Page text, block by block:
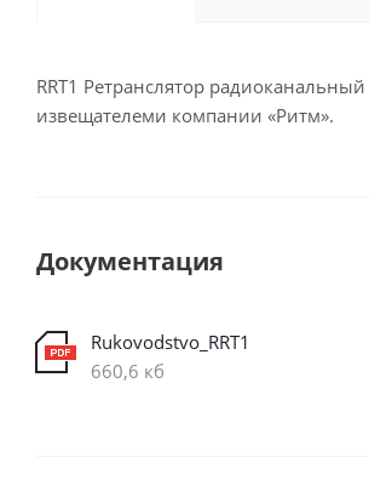
RRT1 Ретранслятор
извещателеми компании «Ритм».
Документация
Rukovodstvo_RRT1
660,6 кб